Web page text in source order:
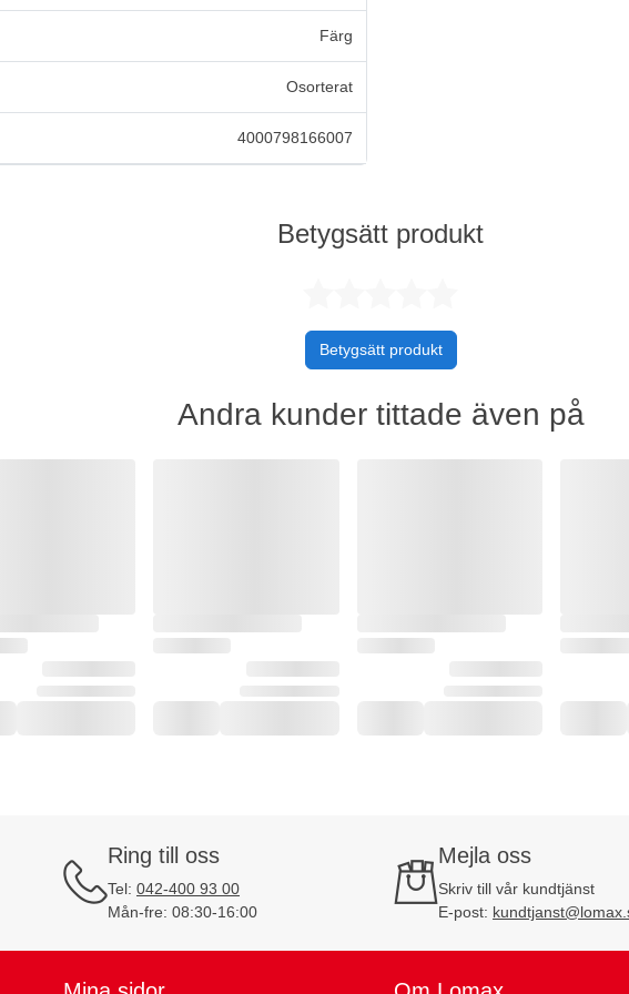
Färg
Osorterat
4000798166007
Betygsätt produkt
Betygsätt produkt
Andra kunder tittade även på
Ring till oss
Tel: 042-400 93 00
Mån-fre: 08:30-16:00
Mejla oss
Skriv till vår kundtjänst
E-post: